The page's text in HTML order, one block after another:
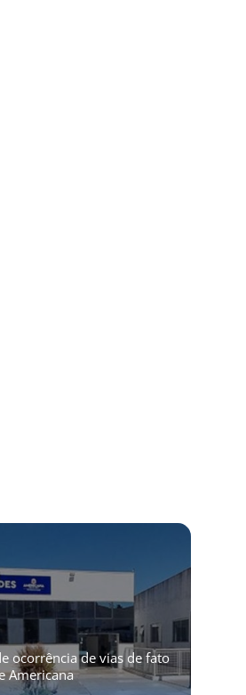
ocorrência de vias de fato
Americana